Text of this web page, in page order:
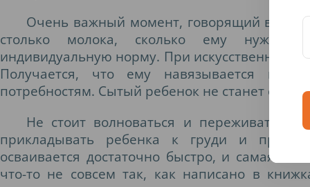
Очень важный момент, говорящий в
столько молока, сколько ему нужно, и
индивидуальную норму. При искусственном
Получается, что ему навязывается
потребностям. Сытый ребенок не станет
Не стоит волноваться и переживать,
прикладывать ребенка к груди и
осваивается достаточно быстро, и самая
что-то не совсем так, как написано в